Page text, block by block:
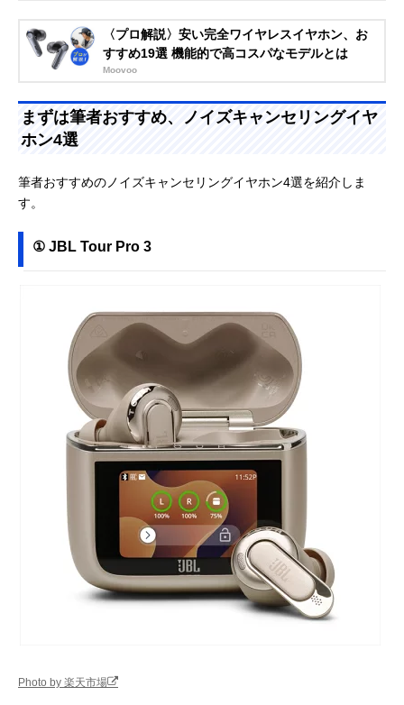
〈プロ解説〉安い完全ワイヤレスイヤホン、お
すすめ19選 機能的で高コスパなモデルとは
Moovoo
まずは筆者おすすめ、ノイズキャンセリングイヤ
ホン4選
筆者おすすめのノイズキャンセリングイヤホン4選を紹介しま
す。
① JBL Tour Pro 3
Photo by 楽天市場